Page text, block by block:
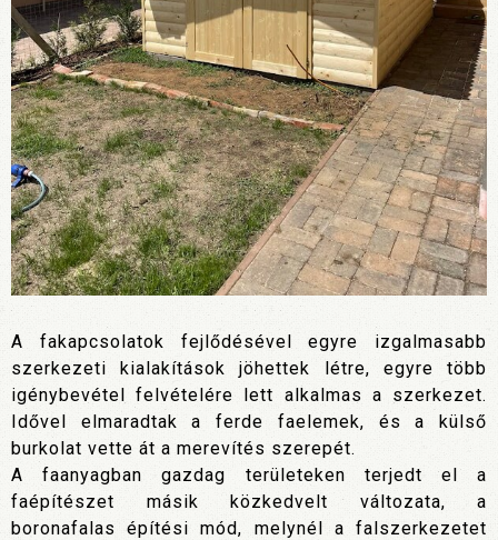
A fakapcsolatok fejlődésével egyre izgalmasabb
szerkezeti kialakítások jöhettek létre, egyre több
igénybevétel felvételére lett alkalmas a szerkezet.
Idővel elmaradtak a ferde faelemek, és a külső
burkolat vette át a merevítés szerepét.
A faanyagban gazdag területeken terjedt el a
faépítészet másik közkedvelt változata, a
boronafalas építési mód, melynél a falszerkezetet